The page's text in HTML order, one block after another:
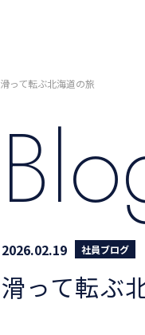
滑って転ぶ北海道の旅
2026.02.19 社員ブログ
滑って転ぶ